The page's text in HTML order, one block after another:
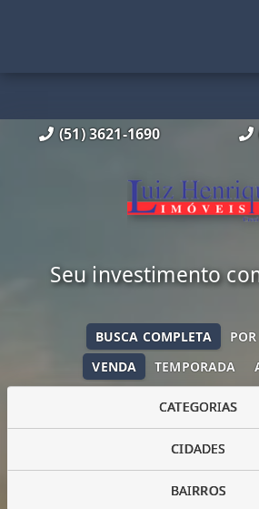
(51) 3621-1690
Seu investimento
VENDA TEMPORADA
BUSCA COMPLETA
CATEGORIAS
CIDADES
BAIRROS